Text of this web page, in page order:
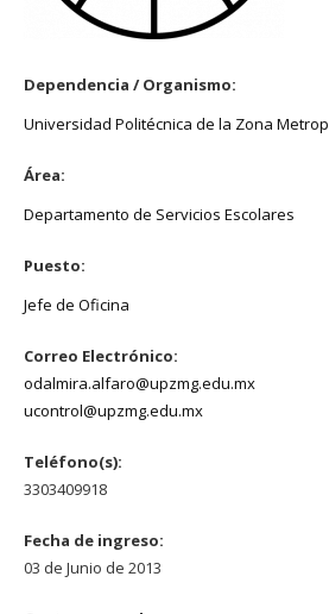
Dependencia / Organismo:
Universidad Politécnica de la Zona
Área:
Departamento de Servicios Escolares
Puesto:
Jefe de Oficina
Correo Electrónico:
odalmira.alfaro@upzmg.edu.mx
ucontrol@upzmg.edu.mx
Teléfono(s):
3303409918
Fecha de ingreso:
03 de Junio de 2013